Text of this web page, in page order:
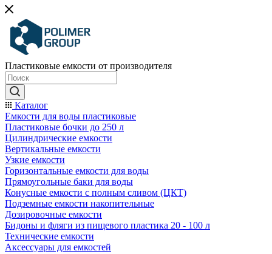
Пластиковые емкости от производителя
Каталог
Емкости для воды пластиковые
Пластиковые бочки до 250 л
Цилиндрические емкости
Вертикальные емкости
Узкие емкости
Горизонтальные емкости для воды
Прямоугольные баки для воды
Конусные емкости с полным сливом (ЦКТ)
Подземные емкости накопительные
Дозировочные емкости
Бидоны и фляги из пищевого пластика 20 - 100 л
Технические емкости
Аксессуары для емкостей